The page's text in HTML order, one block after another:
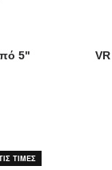
5"
ΤΙΜΕΣ